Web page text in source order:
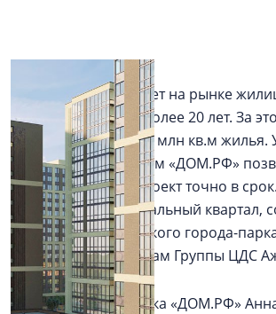
«Группа ЦДС работает на рынке
строительства уже более 20 лет. За
построили более 4,5 млн кв.м жилья.
партнёрство с банком «ДОМ.РФ»
реализовать этот проект точно в
действительно уникальный квартал,
принципу европейского города-
директор по финансам Группы ЦДС
Вице-президент банка «ДОМ.РФ»